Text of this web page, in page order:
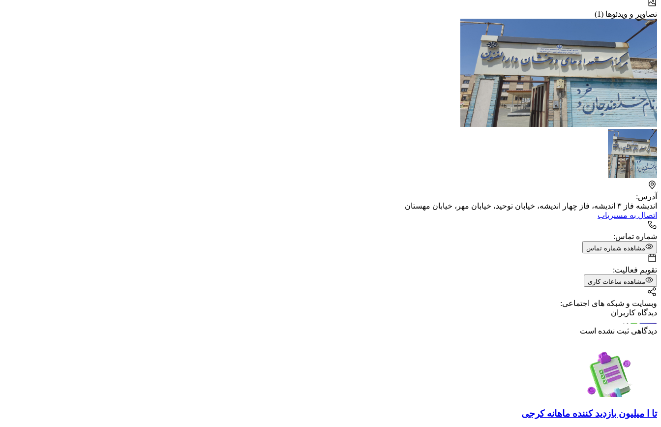
تصاویر و ویدئوها (1)
آدرس:
اندیشه فاز ۳ اندیشه، فاز چهار اندیشه، خیابان توحید، خیابان مهر، خیابان مهستان
اتصال به مسیریاب
شماره تماس:
مشاهده شماره تماس
تقویم فعالیت:
مشاهده ساعات کاری
وبسایت و شبکه های اجتماعی:
دیدگاه کاربران
دیدگاهی ثبت نشده است
تا ا میلیون بازدید کننده ماهانه کرجی